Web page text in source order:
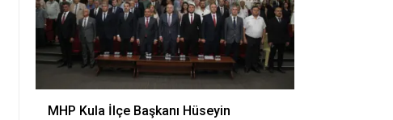
MHP Kula İlçe Başkanı Hüseyin